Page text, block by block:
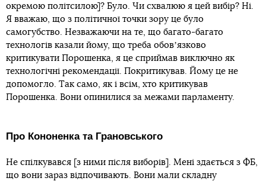
окремою політсилою]? Було. Чи схвалюю я цей вибір? Ні.
Я вважаю, що з політичної точки зору це було
самогубство. Незважаючи на те, що багато-багато
технологів казали йому, що треба обовʼязково
критикувати Порошенка, я це сприймав виключно як
технологічні рекомендації. Покритикував. Йому це не
допомогло. Так само, як і всім, хто критикував
Порошенка. Вони опинилися за межами парламенту.
Про Кононенка та Грановського
Не спілкувався [з ними після виборів]. Мені здається з ФБ,
що вони зараз відпочивають. Вони мали складну